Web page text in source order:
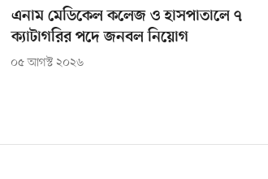
এনাম মেডিকেল কলেজ ও হাসপাতালে ৭
ক্যাটাগরির পদে জনবল নিয়োগ
০৫ আগস্ট ২০২৬